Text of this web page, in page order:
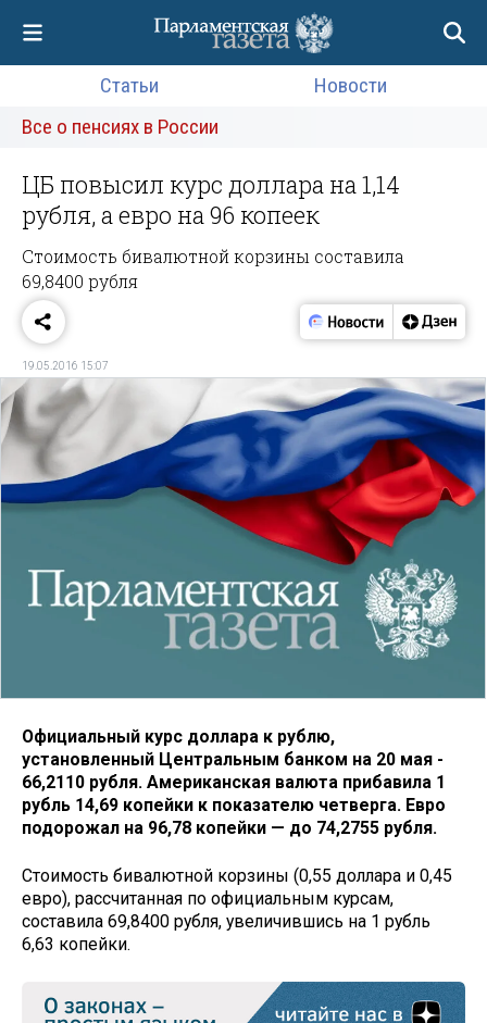
Статьи
Новости
Все о пенсиях в России
ЦБ повысил курс доллара на 1,14
рубля, а евро на 96 копеек
Стоимость бивалютной корзины составила
69,8400 рубля
19.05.2016 15:07
Официальный курс доллара к рублю,
установленный Центральным банком на 20 мая -
66,2110 рубля. Американская валюта прибавила 1
рубль 14,69 копейки к показателю четверга. Евро
подорожал на 96,78 копейки — до 74,2755 рубля.
Стоимость бивалютной корзины (0,55 доллара и 0,45
евро), рассчитанная по официальным курсам,
составила 69,8400 рубля, увеличившись на 1 рубль
6,63 копейки.